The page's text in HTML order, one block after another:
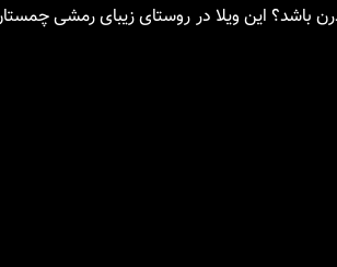
باشد؟ این ویلا در روستای زیبای رمشی